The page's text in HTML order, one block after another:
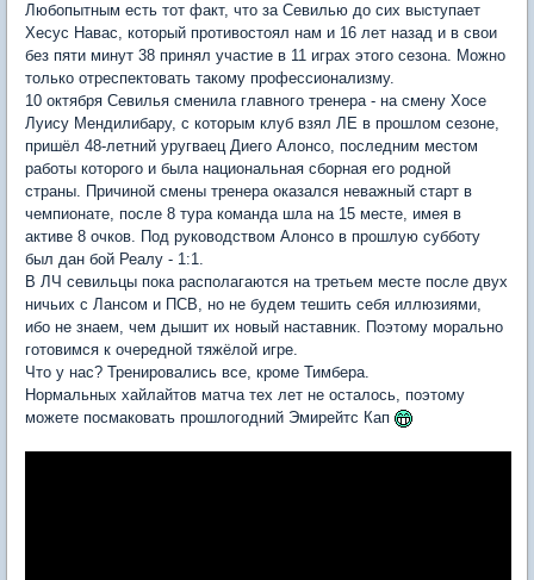
Любопытным есть тот факт, что за Севилью до сих выступает
Хесус Навас, который противостоял нам и 16 лет назад и в свои
без пяти минут 38 принял участие в 11 играх этого сезона. Можно
только отреспектовать такому профессионализму.
10 октября Севилья сменила главного тренера - на смену Хосе
Луису Мендилибару, с которым клуб взял ЛЕ в прошлом сезоне,
пришёл 48-летний уругваец Диего Алонсо, последним местом
работы которого и была национальная сборная его родной
страны. Причиной смены тренера оказался неважный старт в
чемпионате, после 8 тура команда шла на 15 месте, имея в
активе 8 очков. Под руководством Алонсо в прошлую субботу
был дан бой Реалу - 1:1.
В ЛЧ севильцы пока располагаются на третьем месте после двух
ничьих с Лансом и ПСВ, но не будем тешить себя иллюзиями,
ибо не знаем, чем дышит их новый наставник. Поэтому морально
готовимся к очередной тяжёлой игре.
Что у нас? Тренировались все, кроме Тимбера.
Нормальных хайлайтов матча тех лет не осталось, поэтому
можете посмаковать прошлогодний Эмирейтс Кап